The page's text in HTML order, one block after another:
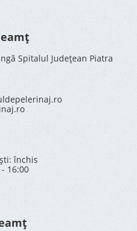
Spitalul Județean Piatra
închis
16:00